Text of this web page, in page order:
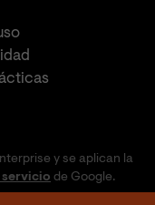
y se aplican la
servicio de Google.